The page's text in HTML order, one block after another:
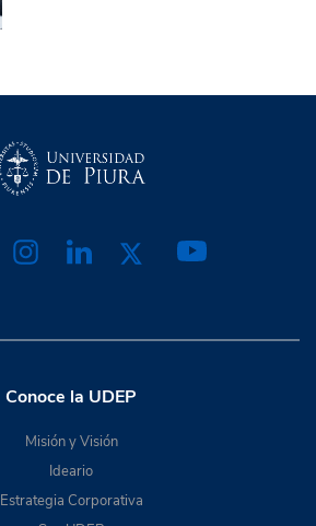
Conoce la UDEP
Misión y Visión
Ideario
Estrategia Corporativa